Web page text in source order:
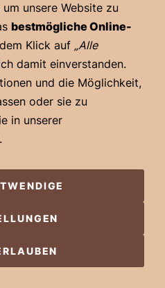
das Licht der Welt,
ist seitdem nicht mehr
Sein erster selbst
Batman Heft aus
den Grundstein für die Liebe
Comics. Nach
ist seit 2017 die
unter anderen mit den
Piotrowski, Holger
unsere Website zu
bestmögliche Online-
Klick auf „Alle
damit einverstanden.
und die Möglichkeit,
oder sie zu
in unserer
.